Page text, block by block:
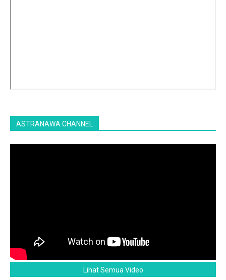
ASTRANAWA CHANNEL
Lihat Semua Video